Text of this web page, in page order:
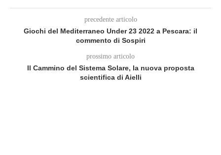
precedente articolo
Giochi del Mediterraneo Under 23 2022 a Pescara: il
commento di Sospiri
prossimo articolo
Il Cammino del Sistema Solare, la nuova proposta
scientifica di Aielli